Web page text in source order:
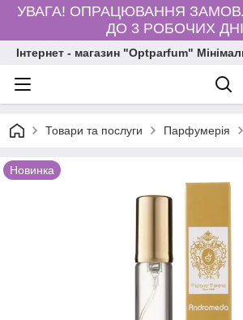
УВАГА! ОПРАЦЮВАННЯ
ДО 3 РОБОЧИХ
Інтернет - магазин "Optparfum"
Товари та послуги Парфумерія
Новинка